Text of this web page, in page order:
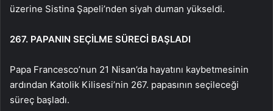
üzerine Sistina Şapeli’nden siyah duman yükseldi.
267. PAPANIN SEÇİLME SÜRECİ BAŞLADI
Papa Francesco’nun 21 Nisan’da hayatını kaybetmesinin
ardından Katolik Kilisesi’nin 267. papasının seçileceği
süreç başladı.